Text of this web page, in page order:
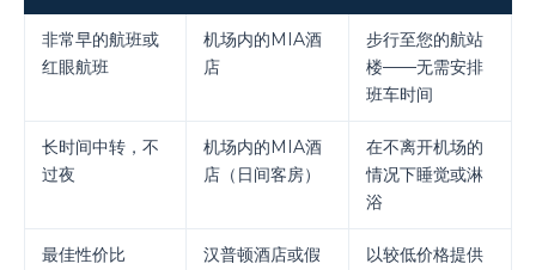
非常早的航班或
红眼航班
机场内的MIA酒
店
步行至您的航站
楼——无需安排
班车时间
长时间中转，不
过夜
机场内的MIA酒
店（日间客房）
在不离开机场的
情况下睡觉或淋
浴
最佳性价比
汉普顿酒店或假
以较低价格提供